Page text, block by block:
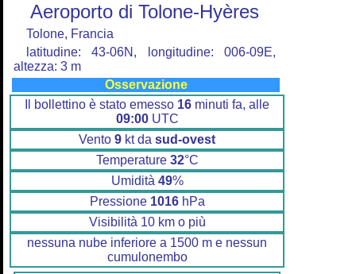
Aeroporto di Tolone-Hyères
Tolone, Francia
latitudine: 43-06N, longitudine: 006-09E,
altezza: 3 m
Osservazione
Il bollettino è stato emesso 16 minuti fa, alle
09:00UTC
Vento 9 kt da sud-ovest
Temperature 32°C
Umidità 49%
Pressione 1016hPa
Visibilità 10 km o più
nessuna nube inferiore a 1500 m e nessun
cumulonembo